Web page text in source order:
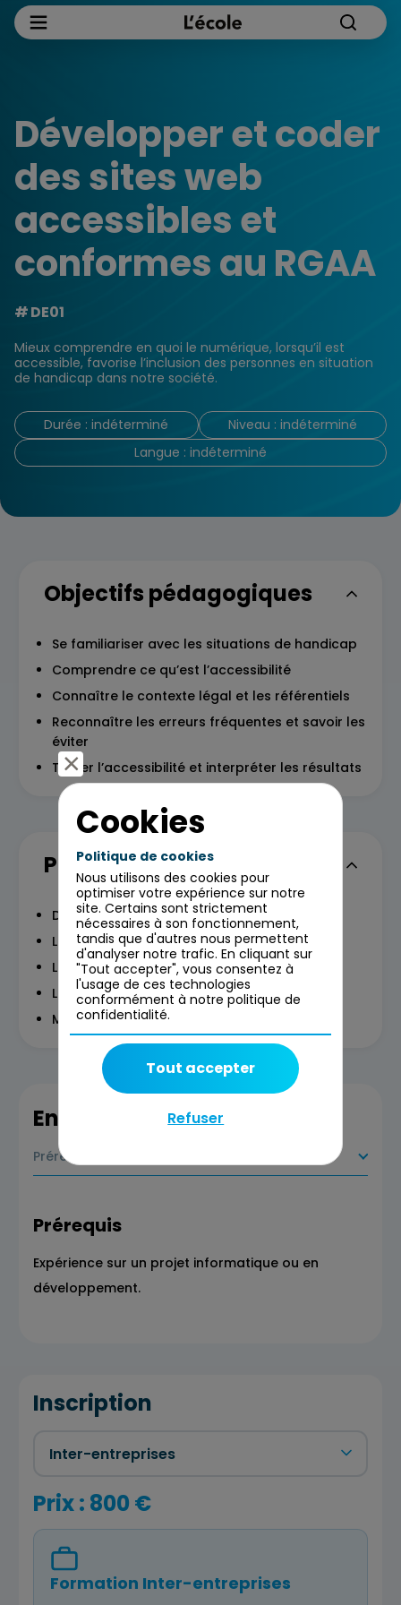
Développer et coder
des sites web
accessibles et
conformes au RGAA
DE01
Mieux comprendre en quoi le numérique, lorsqu’il est
accessible, favorise l’inclusion des personnes en situation
de handicap dans notre société.
Durée : indéterminé
Niveau : indéterminé
Langue : indéterminé
Objectifs pédagogiques
Se familiariser avec les situations de handicap
Comprendre ce qu’est l’accessibilité
Connaître le contexte légal et les référentiels
Reconnaître les erreurs fréquentes et savoir les
éviter
Tester l’accessibilité et interpréter les résultats
Programme
Découverte des enjeux
Les référentiels et standards
Le socle technique web
Les critères incontournables
Mise en pratique
En savoir plus
Prérequis
Prérequis
Expérience sur un projet informatique ou en
développement.
Inscription
Prix : 800 €
Formation Inter-entreprises
Cookies
Politique de cookies
Nous utilisons des cookies pour
optimiser votre expérience sur notre
site. Certains sont strictement
nécessaires à son fonctionnement,
tandis que d'autres nous permettent
d'analyser notre trafic. En cliquant sur
"Tout accepter", vous consentez à
l'usage de ces technologies
conformément à notre politique de
confidentialité.
Refuser
Tout accepter